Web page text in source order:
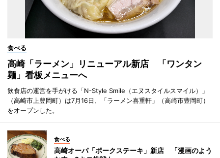
食べる
高崎「ラーメン」リニューアル新店 「ワンタン
麺」看板メニューへ
飲食店の運営を手がける「N-Style Smile（エヌスタイルスマイル）」
（高崎市上豊岡町）は7月16日、「ラーメン喜重軒」（高崎市豊岡町）
をオープンした。
食べる
高崎オーパ「ポークステーキ」新店 「漫画のよう